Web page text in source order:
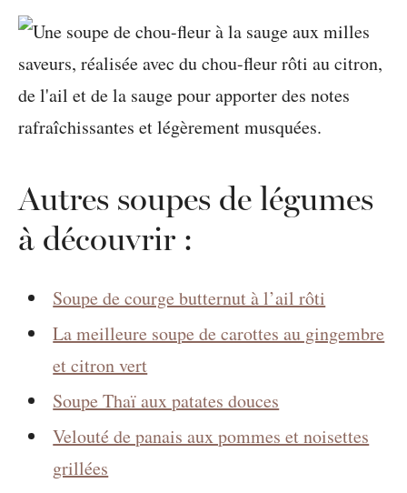
Autres soupes de légumes
à découvrir :
Soupe de courge butternut à l’ail rôti
La meilleure soupe de carottes au gingembre
et citron vert
Soupe Thaï aux patates douces
Velouté de panais aux pommes et noisettes
grillées